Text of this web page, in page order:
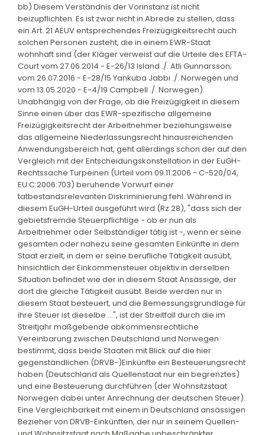
bb) Diesem Verständnis der Vorinstanz ist nicht
beizupflichten. Es ist zwar nicht in Abrede zu stellen, dass
ein Art. 21 AEUV entsprechendes Freizügigkeitsrecht auch
solchen Personen zusteht, die in einem EWR-Staat
wohnhaft sind (der Kläger verweist auf die Urteile des EFTA-
Court vom 27.06.2014 - E-26/13 Island ./. Atli Gunnarsson;
vom 26.07.2016 - E-28/15 Yankuba Jabbi ./. Norwegen und
vom 13.05.2020 - E-4/19 Campbell ./. Norwegen).
Unabhängig von der Frage, ob die Freizügigkeit in diesem
Sinne einen über das EWR-spezifische allgemeine
Freizügigkeitsrecht der Arbeitnehmer beziehungsweise
das allgemeine Niederlassungsrecht hinausreichenden
Anwendungsbereich hat, geht allerdings schon der auf den
Vergleich mit der Entscheidungskonstellation in der EuGH-
Rechtssache Turpeinen (Urteil vom 09.11.2006 - C-520/04,
EU:C:2006:703) beruhende Vorwurf einer
tatbestandsrelevanten Diskriminierung fehl. Während in
diesem EuGH-Urteil ausgeführt wird (Rz 28), "dass sich der
gebietsfremde Steuerpflichtige - ob er nun als
Arbeitnehmer oder Selbständiger tätig ist -, wenn er seine
gesamten oder nahezu seine gesamten Einkünfte in dem
Staat erzielt, in dem er seine berufliche Tätigkeit ausübt,
hinsichtlich der Einkommensteuer objektiv in derselben
Situation befindet wie der in diesem Staat Ansässige, der
dort die gleiche Tätigkeit ausübt. Beide werden nur in
diesem Staat besteuert, und die Bemessungsgrundlage für
ihre Steuer ist dieselbe ...", ist der Streitfall durch die im
Streitjahr maßgebende abkommensrechtliche
Vereinbarung zwischen Deutschland und Norwegen
bestimmt, dass beide Staaten mit Blick auf die hier
gegenständlichen (DRVB-)Einkünfte ein Besteuerungsrecht
haben (Deutschland als Quellenstaat nur ein begrenztes)
und eine Besteuerung durchführen (der Wohnsitzstaat
Norwegen dabei unter Anrechnung der deutschen Steuer).
Eine Vergleichbarkeit mit einem in Deutschland ansässigen
Bezieher von DRVB-Einkünften, der nur in seinem Quellen-